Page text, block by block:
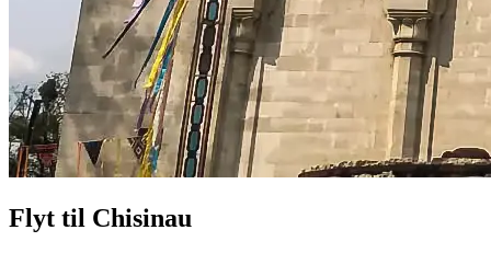
Flyt til Chisinau